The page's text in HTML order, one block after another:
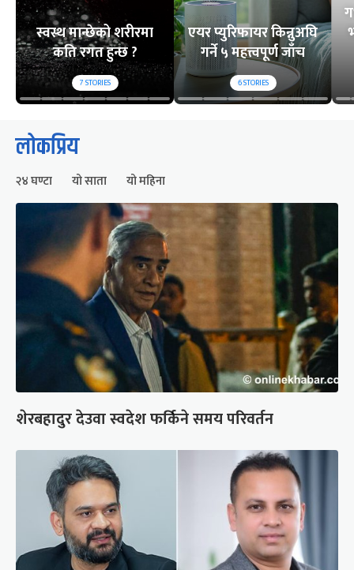
स्वस्थ मान्छेको शरीरमा
कति रगत हुन्छ ?
7STORIES
एयर प्युरिफायर किन्नुअघि
गर्ने ५ महत्त्वपूर्ण जाँच
6STORIES
लोकप्रिय
२४ घण्टा यो साता यो महिना
शेरबहादुर देउवा स्वदेश फर्किने समय परिवर्तन